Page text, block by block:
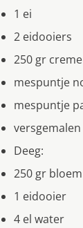
1 ei
2 eidooiers
250 gr
mespuntje
mespuntje
Deeg:
250 gr bloem
1 eidooier
4 el water